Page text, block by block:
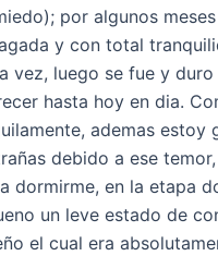
por algunos
y con total
vez, luego se fue y duro
hasta hoy en dia.
ademas estoy
debido a ese
dormirme, en la etapa
un leve estado de
el cual era